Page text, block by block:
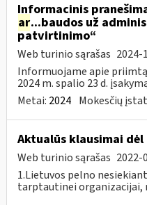
Informacinis
ar...baudos už
patvirtinimo“
Web turinio sąrašas 2024-
Informuojame apie
2024 m. spalio 23 d.
Metai: 2024 Mokesčių
Aktualūs klausimai
Web turinio sąrašas 2022-
1.Lietuvos pelno
tarptautinei organizacijai,